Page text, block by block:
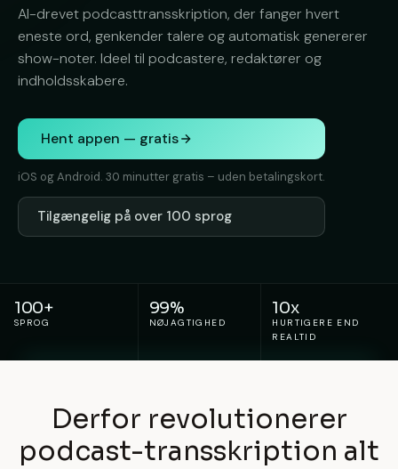
AI-drevet podcasttransskription, der fanger hvert
eneste ord, genkender talere og automatisk genererer
show-noter. Ideel til podcastere, redaktører og
indholdsskabere.
Hent appen — gratis
iOS og Android. 30 minutter gratis – uden betalingskort.
Tilgængelig på over 100 sprog
100+
SPROG
99%
NØJAGTIGHED
10x
HURTIGERE END
REALTID
Derfor revolutionerer
podcast-transskription alt